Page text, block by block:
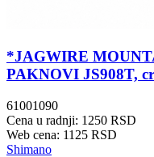
*JAGWIRE
PAKNOVI JS908T,
61001090
Cena u radnji: 1250 RSD
Web cena: 1125 RSD
Shimano